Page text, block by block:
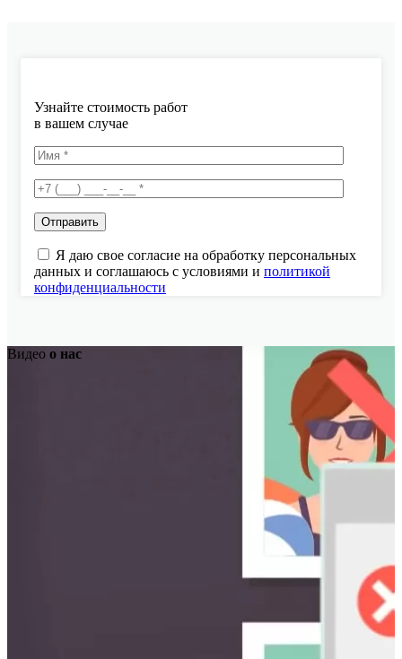
Узнайте стоимость работ
в вашем случае
Я даю свое согласие на обработку персональных
данных и соглашаюсь с условиями и политикой
конфиденциальности
Видео о нас